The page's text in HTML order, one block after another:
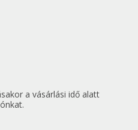
a vásárlási idő alatt